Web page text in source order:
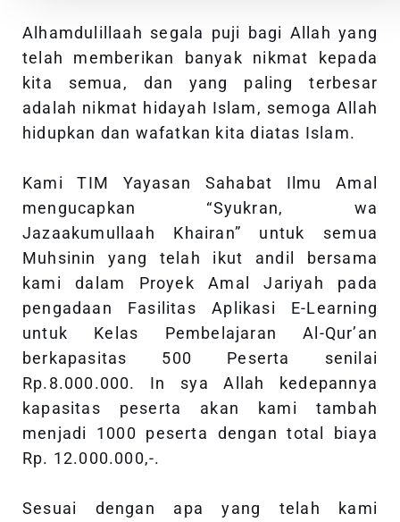
Alhamdulillaah segala puji bagi Allah yang
telah memberikan banyak nikmat kepada
kita semua, dan yang paling terbesar
adalah nikmat hidayah Islam, semoga Allah
hidupkan dan wafatkan kita diatas Islam.
Kami TIM Yayasan Sahabat Ilmu Amal
mengucapkan “Syukran, wa
Jazaakumullaah Khairan” untuk semua
Muhsinin yang telah ikut andil bersama
kami dalam Proyek Amal Jariyah pada
pengadaan Fasilitas Aplikasi E-Learning
untuk Kelas Pembelajaran Al-Qur’an
berkapasitas 500 Peserta senilai
Rp.8.000.000. In sya Allah kedepannya
kapasitas peserta akan kami tambah
menjadi 1000 peserta dengan total biaya
Rp. 12.000.000,-.
Sesuai dengan apa yang telah kami